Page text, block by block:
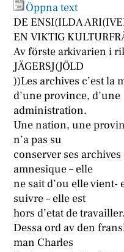
Öppna text
DE ENSI(ILDA
EN VIKTIG
Av förste arkivarien i
JÄGERSJ(JÖLD
))Les archives c’est la
d’une province, d’une
administration.
Une nation, une
n’a pas su
conserver ses
amnesique – elle
ne sait d’ou elle
suivre – elle est
hors d’etat de
Dessa ord av den
man Charles